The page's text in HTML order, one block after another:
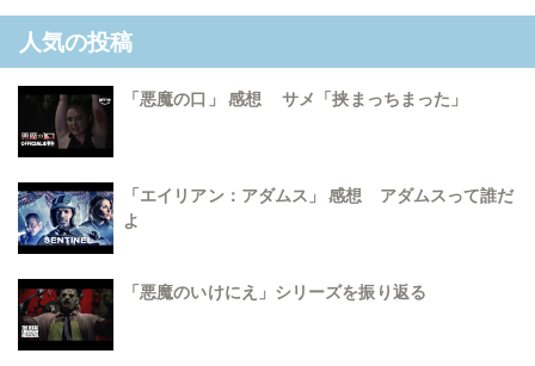
人気の投稿
「悪魔の口」 感想 サメ「挟まっちまった」
「エイリアン：アダムス」 感想 アダムスって誰だ
よ
「悪魔のいけにえ」シリーズを振り返る